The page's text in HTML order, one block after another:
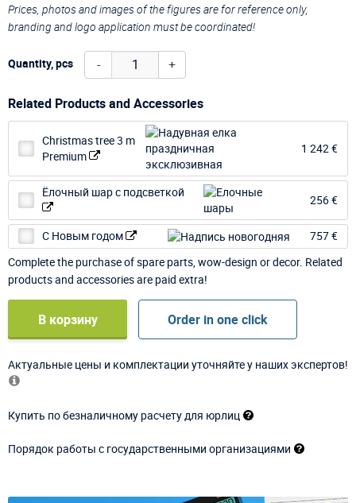
Prices, photos and images of the figures are for reference only,
branding and logo application must be coordinated!
Quantity, pcs - +
Related Products and Accessories
Christmas tree 3 m
Premium
1 242 €
Ёлочный шар с подсветкой
256 €
С Новым годом
757 €
Complete the purchase of spare parts, wow-design or decor. Related
products and accessories are paid extra!
В корзину Order in one click
Актуальные цены и комплектации уточняйте у наших экспертов!
Купить по безналичному расчету для юрлиц
Порядок работы с государственными организациями